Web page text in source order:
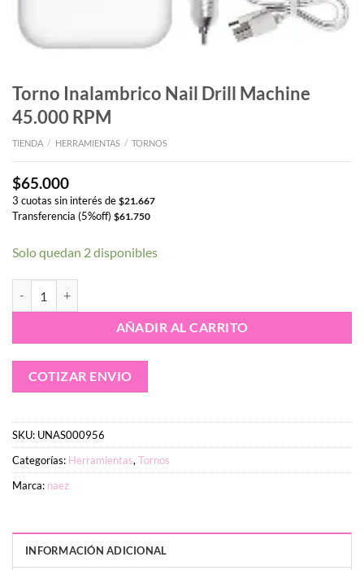
Torno Inalambrico Nail Drill Machine
45.000 RPM
TIENDA / HERRAMIENTAS / TORNOS
$65.000
3 cuotas sin interés de $21.667
Transferencia (5%off) $61.750
Solo quedan 2 disponibles
AÑADIR AL CARRITO
COTIZAR ENVIO
SKU: UNAS000956
Categorías: Herramientas, Tornos
Marca: naez
INFORMACIÓN ADICIONAL